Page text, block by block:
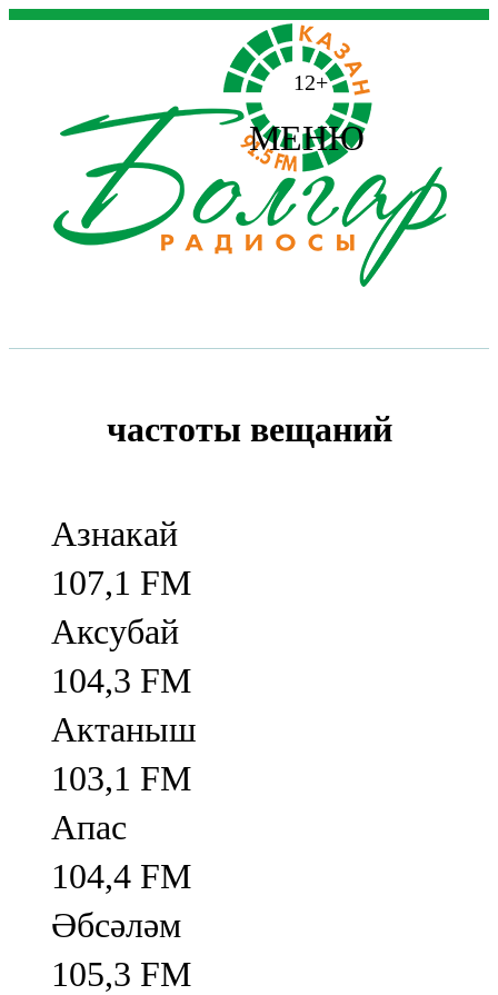
12+
МЕНЮ
частоты вещаний
Азнакай
107,1 FM
Аксубай
104,3 FM
Актаныш
103,1 FM
Апас
104,4 FM
Әбсәләм
105,3 FM